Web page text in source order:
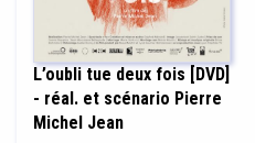
L’oubli tue deux fois [DVD]
- réal. et scénario Pierre
Michel Jean